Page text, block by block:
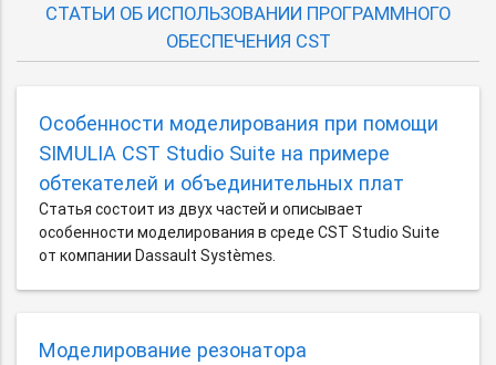
СТАТЬИ ОБ ИСПОЛЬЗОВАНИИ ПРОГРАММНОГО
ОБЕСПЕЧЕНИЯ CST
Особенности моделирования при помощи
SIMULIA CST Studio Suite на примере
обтекателей и объединительных плат
Статья состоит из двух частей и описывает
особенности моделирования в среде CST Studio Suite
от компании Dassault Systèmes.
Моделирование резонатора